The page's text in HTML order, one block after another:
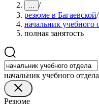
... /
резюме в Багаевской/
начальник учебного
полная занятость
начальник учебного отдела
Резюме